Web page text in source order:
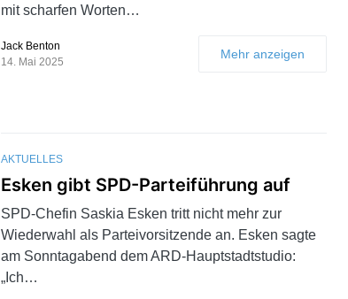
mit scharfen Worten…
Jack Benton
14. Mai 2025
Mehr anzeigen
AKTUELLES
Esken gibt SPD-Parteiführung auf
SPD-Chefin Saskia Esken tritt nicht mehr zur
Wiederwahl als Parteivorsitzende an. Esken sagte
am Sonntagabend dem ARD-Hauptstadtstudio:
„Ich…